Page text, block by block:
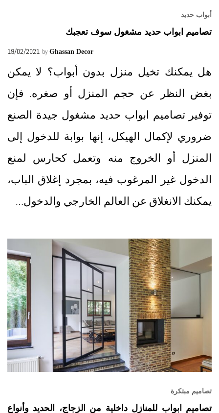
أبواب حديد
تصاميم ابواب حديد مشغول سوف تعجبك
19/02/2021 by Ghassan Decor
هل يمكنك تخيل منزل بدون أبواب؟ لا يمكن
بغض النظر عن حجم المنزل أو صغره. فإن
توفير تصاميم ابواب حديد مشغول جيدة الصنع
ضروري لإكمال الهيكل، إنها بوابة للدخول إلى
المنزل أو الخروج منه وتعمل كحارس لمنع
الدخول غير المرغوب فيه، بمجرد إغلاق الباب،
يمكنك الانغلاق عن العالم الخارجي والدخول…
تصاميم مبتكرة
تصاميم ابواب للمنازل داخلية من الزجاج، الحديد وأنواع